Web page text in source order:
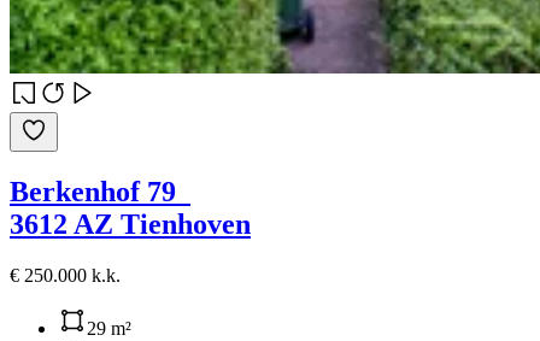
Berkenhof 79
3612 AZ Tienhoven
€ 250.000 k.k.
29 m²